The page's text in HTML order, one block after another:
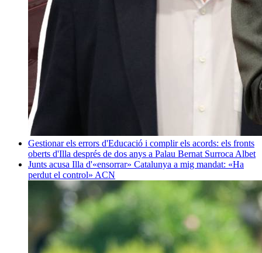
Gestionar els errors d'Educació i complir els acords: els fronts
oberts d'Illa després de dos anys a Palau Bernat Surroca Albet
Junts acusa Illa d'«ensorrar» Catalunya a mig mandat: «Ha
perdut el control» ACN